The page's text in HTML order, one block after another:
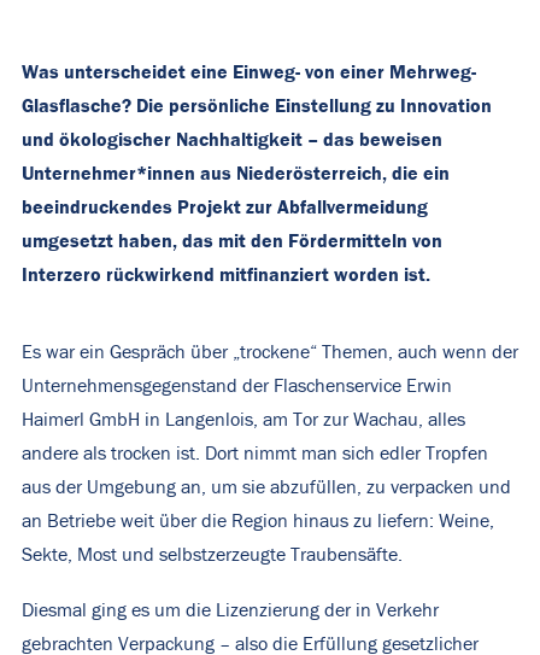
Was unterscheidet eine Einweg- von einer Mehrweg-
Glasflasche? Die persönliche Einstellung zu Innovation
und ökologischer Nachhaltigkeit – das beweisen
Unternehmer*innen aus Niederösterreich, die ein
beeindruckendes Projekt zur Abfallvermeidung
umgesetzt haben, das mit den Fördermitteln von
Interzero rückwirkend mitfinanziert worden ist.
Es war ein Gespräch über „trockene“ Themen, auch wenn der
Unternehmensgegenstand der Flaschenservice Erwin
Haimerl GmbH in Langenlois, am Tor zur Wachau, alles
andere als trocken ist. Dort nimmt man sich edler Tropfen
aus der Umgebung an, um sie abzufüllen, zu verpacken und
an Betriebe weit über die Region hinaus zu liefern: Weine,
Sekte, Most und selbstzerzeugte Traubensäfte.
Diesmal ging es um die Lizenzierung der in Verkehr
gebrachten Verpackung – also die Erfüllung gesetzlicher